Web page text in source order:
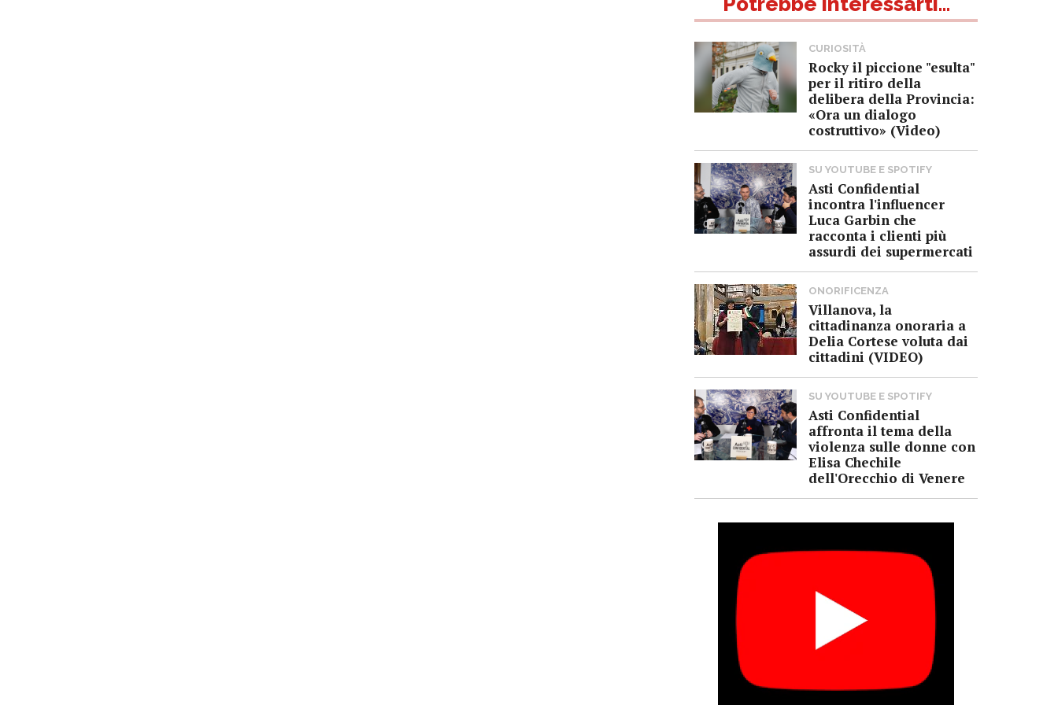
CURIOSITÀ
Rocky il piccione "esulta"
per il ritiro della
delibera della Provincia:
«Ora un dialogo
costruttivo» (Video)
SU YOUTUBE E SPOTIFY
Asti Confidential
incontra l'influencer
Luca Garbin che
racconta i clienti più
assurdi dei supermercati
ONORIFICENZA
Villanova, la
cittadinanza onoraria a
Delia Cortese voluta dai
cittadini (VIDEO)
SU YOUTUBE E SPOTIFY
Asti Confidential
affronta il tema della
violenza sulle donne con
Elisa Chechile
dell'Orecchio di Venere